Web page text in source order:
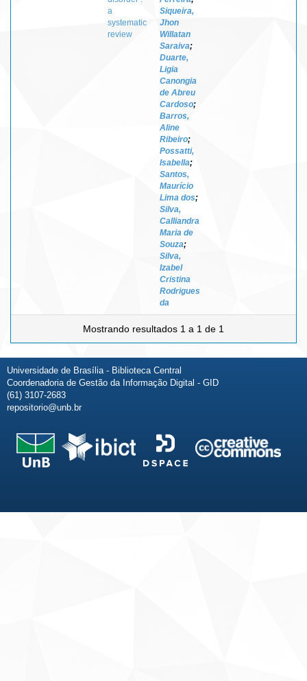
a
systematic
review
Siqueira,
Jhon
Willatan
Saraiva;
Duarte,
Ligia
Canongia
de Abreu
Cardoso;
Barros,
Aline
Ribeiro;
Possatti,
Isabella;
Santos,
Maurício
Lima dos;
Silva,
Calliandra
Maria de
Souza;
Silva,
Izabel
Cristina
Rodrigues
da
Mostrando resultados 1 a 1 de 1
Universidade de Brasília - Biblioteca Central
Coordenadoria de Gestão da Informação Digital - GID
(61) 3107-2683
repositorio@unb.br